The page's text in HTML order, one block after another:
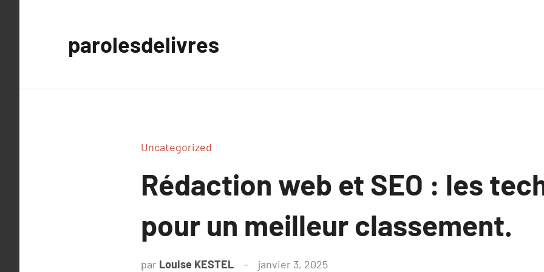
parolesdelivres
Uncategorized
Rédaction web et SEO : les
pour un meilleur classement.
par Louise KESTEL janvier 3, 2025